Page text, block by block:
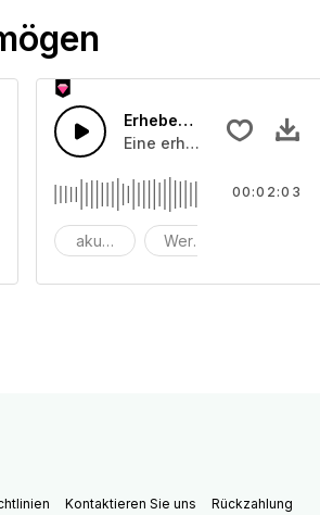
Erhebende Gitarren-
Eine erhebende Gitarre
akustische Gitarre
Werbung
00:02:03
Kontaktieren Sie uns Rückzahlung